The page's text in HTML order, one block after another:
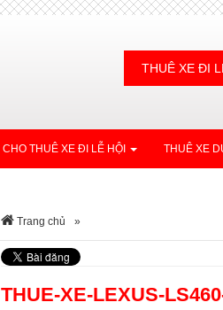
THUÊ XE ĐI
CHO THUÊ XE ĐI LỄ HỘI THUÊ XE
Trang chủ
»
THUE-XE-LEXUS-